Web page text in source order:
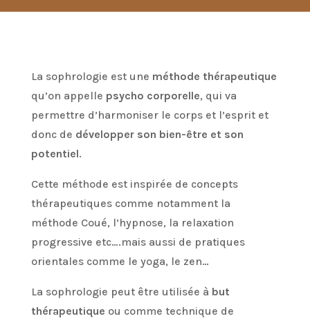
La sophrologie est une méthode thérapeutique
qu’on appelle psycho corporelle, qui va
permettre d’harmoniser le corps et l’esprit et
donc de développer son bien-être et son
potentiel.
Cette méthode est inspirée de concepts
thérapeutiques comme notamment la
méthode Coué, l’hypnose, la relaxation
progressive etc….mais aussi de pratiques
orientales comme le yoga, le zen…
La sophrologie peut être utilisée à but
thérapeutique ou comme technique de